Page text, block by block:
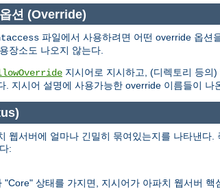
션 (Override)
파일에서 사용하려면 어떤 override 옵션
장소도 나오지 않는다.
지시어로 지시하고, (디렉토리 등의
. 지시어 설명에 사용가능한 override 이름들이 나
웹서버에 얼마나 긴밀히 묶여있는지를 나타낸
:
"Core" 상태를 가지면, 지시어가 아파치 웹서버 핵